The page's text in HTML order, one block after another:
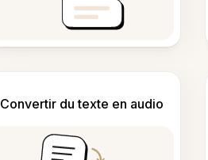
Convertir du texte en audio